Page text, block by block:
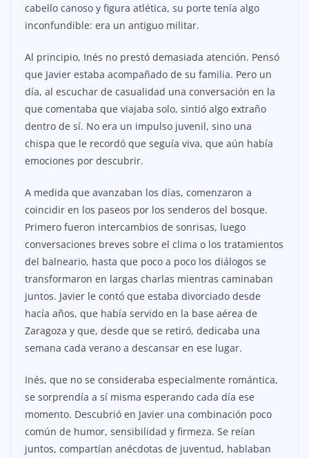
cabello canoso y figura atlética, su porte tenía algo
inconfundible: era un antiguo militar.
Al principio, Inés no prestó demasiada atención. Pensó
que Javier estaba acompañado de su familia. Pero un
día, al escuchar de casualidad una conversación en la
que comentaba que viajaba solo, sintió algo extraño
dentro de sí. No era un impulso juvenil, sino una
chispa que le recordó que seguía viva, que aún había
emociones por descubrir.
A medida que avanzaban los días, comenzaron a
coincidir en los paseos por los senderos del bosque.
Primero fueron intercambios de sonrisas, luego
conversaciones breves sobre el clima o los tratamientos
del balneario, hasta que poco a poco los diálogos se
transformaron en largas charlas mientras caminaban
juntos. Javier le contó que estaba divorciado desde
hacía años, que había servido en la base aérea de
Zaragoza y que, desde que se retiró, dedicaba una
semana cada verano a descansar en ese lugar.
Inés, que no se consideraba especialmente romántica,
se sorprendía a sí misma esperando cada día ese
momento. Descubrió en Javier una combinación poco
común de humor, sensibilidad y firmeza. Se reían
juntos, compartían anécdotas de juventud, hablaban